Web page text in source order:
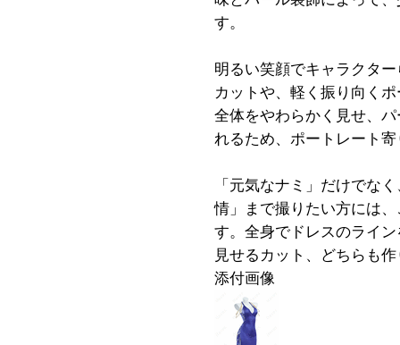
す。
明るい笑顔でキャラクタ
カットや、軽く振り向く
全体をやわらかく見せ、
れるため、ポートレート
「元気なナミ」だけでな
情」まで撮りたい方には
す。全身でドレスのライ
見せるカット、どちらも
添付画像